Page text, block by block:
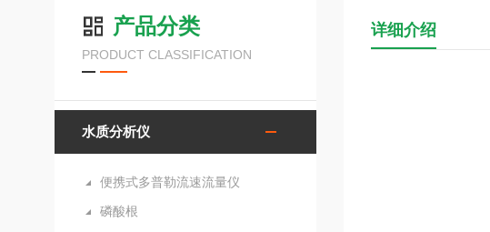
产品分类
PRODUCT CLASSIFICATION
水质分析仪
便携式多普勒流速流量仪
磷酸根
详细介绍